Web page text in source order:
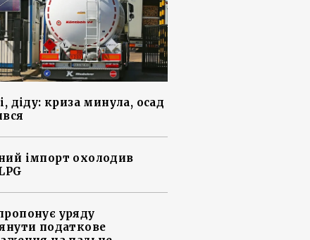
діду: криза минула, осад
імпорт охолодив
уряду
податкове